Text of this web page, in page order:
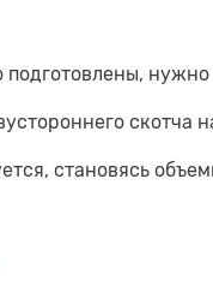
нужно
скотча
становясь